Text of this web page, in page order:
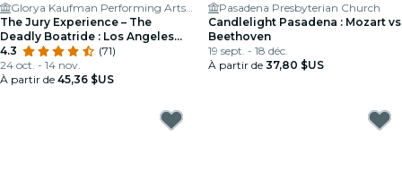
Glorya Kaufman Performing Arts Center at Vista Del Mar Child and Family Services
The Jury Experience – The
Deadly Boatride : Los Angeles
rendra-t-il justice?
4.3
(71)
24 oct. - 14 nov.
À partir de 45,36 $US
Pasadena Presbyterian Church
Candlelight Pasadena : Mozart vs
Beethoven
19 sept. - 18 déc.
À partir de 37,80 $US